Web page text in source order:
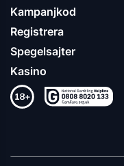
Kampanjkod
Registrera
Spegelsajter
Kasino